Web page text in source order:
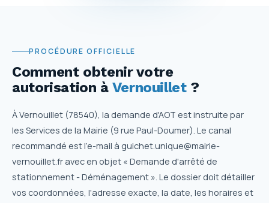
PROCÉDURE OFFICIELLE
Comment obtenir votre
autorisation à Vernouillet?
À Vernouillet (78540), la demande d'AOT est instruite par
les Services de la Mairie (9 rue Paul-Doumer). Le canal
recommandé est l'e-mail à guichet.unique@mairie-
vernouillet.fr avec en objet « Demande d'arrêté de
stationnement - Déménagement ». Le dossier doit détailler
vos coordonnées, l'adresse exacte, la date, les horaires et